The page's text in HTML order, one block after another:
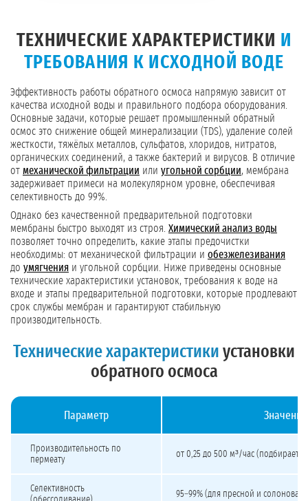
ТЕХНИЧЕСКИЕ ХАРАКТЕРИСТИКИ И
ТРЕБОВАНИЯ К ИСХОДНОЙ ВОДЕ
Эффективность работы обратного осмоса напрямую зависит от
качества исходной воды и правильного подбора оборудования.
Основные задачи, которые решает промышленный обратный
осмос это снижение общей минерализации (TDS), удаление солей
жесткости, тяжёлых металлов, сульфатов, хлоридов, нитратов,
органических соединений, а также бактерий и вирусов. В отличие
от механической фильтрации или угольной сорбции, мембрана
задерживает примеси на молекулярном уровне, обеспечивая
селективность до 99%.
Однако без качественной предварительной подготовки
мембраны быстро выходят из строя. Химический анализ воды
позволяет точно определить, какие этапы предочистки
необходимы: от механической фильтрации и обезжелезивания
до умягчения и угольной сорбции. Ниже приведены основные
технические характеристики установок, требования к воде на
входе и этапы предварительной подготовки, которые продлевают
срок службы мембран и гарантируют стабильную
производительность.
Технические характеристики установки
обратного осмоса
Параметр Значение
Производительность по
пермеату
от 0,25 до 500 м³/час
Селективность
95–99% (для пресной и